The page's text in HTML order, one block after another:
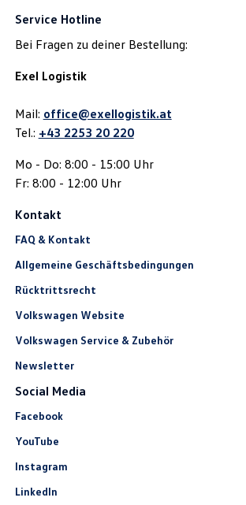
Service Hotline
Bei Fragen zu deiner Bestellung:
Exel Logistik
Mail: office@exellogistik.at
Tel.: +43 2253 20 220
Mo - Do: 8:00 - 15:00 Uhr
Fr: 8:00 - 12:00 Uhr
Kontakt
FAQ & Kontakt
Allgemeine Geschäftsbedingungen
Rücktrittsrecht
Volkswagen Website
Volkswagen Service & Zubehör
Newsletter
Social Media
Facebook
YouTube
Instagram
LinkedIn